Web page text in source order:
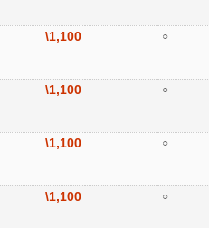
\1,100 ○
\1,100 ○
\1,100 ○
\1,100 ○